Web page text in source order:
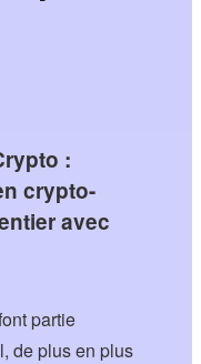
:
crypto-
avec
partie
de plus en plus